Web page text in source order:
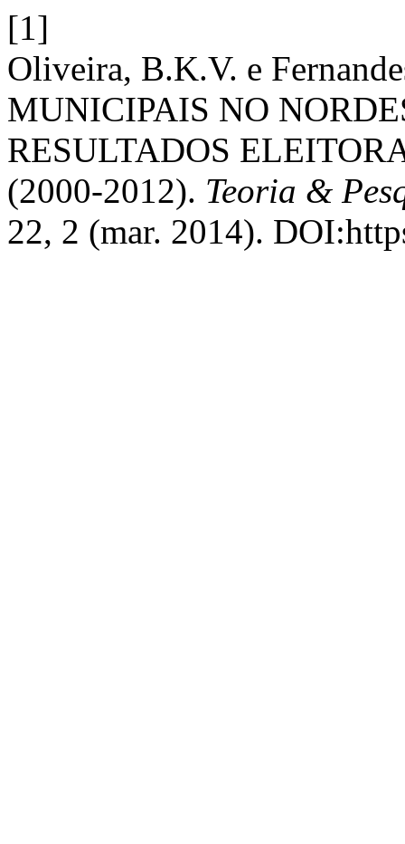
[1]
Oliveira, B.K.V. e
MUNICIPAIS NO
RESULTADOS
(2000-2012). Teoria &
22, 2 (mar. 2014).